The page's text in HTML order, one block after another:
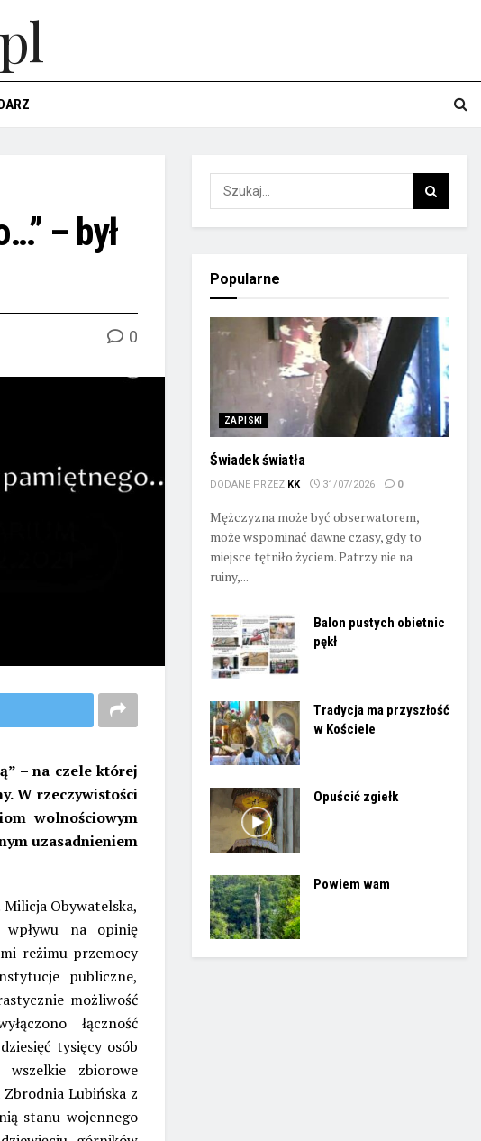
– był
0
– na czele której
W rzeczywistości
wolnościowym
uzasadnieniem
Obywatelska,
na opinię
reżimu przemocy
publiczne,
możliwość
łączność
tysięcy osób
wszelkie zbiorowe
Lubińska z
stanu wojennego
Popularne
ZAPISKI
Świadek światła
DODANE PRZEZ KK 31/07/2026 0
Mężczyzna może być obserwatorem,
może wspominać dawne czasy, gdy to
miejsce tętniło życiem. Patrzy nie na
ruiny,...
Balon pustych obietnic
pękł
Tradycja ma przyszłość
w Kościele
Opuścić zgiełk
Powiem wam